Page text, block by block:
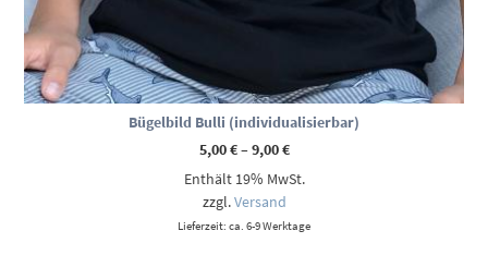
Bügelbild Bulli (individualisierbar)
5,00€–9,00€Preisspanne:
bis
Enthält 19% MwSt.
zzgl.Versand
Lieferzeit: ca. 6-9 Werktage